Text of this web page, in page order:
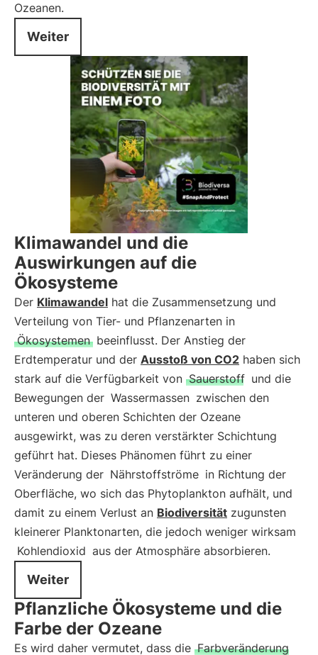
Ozeanen.
Weiter
Klimawandel und die
Auswirkungen auf die
Ökosysteme
Der Klimawandel hat die Zusammensetzung und
Verteilung von Tier- und Pflanzenarten in
Ökosystemen beeinflusst. Der Anstieg der
Erdtemperatur und der Ausstoß von CO2 haben sich
stark auf die Verfügbarkeit von Sauerstoff und die
Bewegungen der Wassermassen zwischen den
unteren und oberen Schichten der Ozeane
ausgewirkt, was zu deren verstärkter Schichtung
geführt hat. Dieses Phänomen führt zu einer
Veränderung der Nährstoffströme in Richtung der
Oberfläche, wo sich das Phytoplankton aufhält, und
damit zu einem Verlust an Biodiversität zugunsten
kleinerer Planktonarten, die jedoch weniger wirksam
Kohlendioxid aus der Atmosphäre absorbieren.
Weiter
Pflanzliche Ökosysteme und die
Farbe der Ozeane
Es wird daher vermutet, dass die Farbveränderung